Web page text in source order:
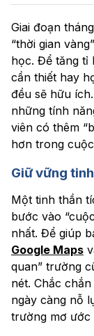
Giai đoạn
“thời gian
học. Để tăng tỉ
cần thiết hay
đều sẽ hữu
những tính
viên có thêm
hơn trong
Giữ vững
Một tinh thần
bước vào
nhất. Để giúp
Google Maps
quan” trường
nét. Chắc
ngày càng nỗ
trường mơ ước